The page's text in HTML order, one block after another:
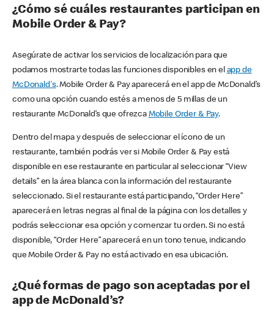
¿Cómo sé cuáles restaurantes participan en
Mobile Order & Pay?
Asegúrate de activar los servicios de localización para que
podamos mostrarte todas las funciones disponibles en el app de
McDonald's. Mobile Order & Pay aparecerá en el app de McDonald’s
como una opción cuando estés a menos de 5 millas de un
restaurante McDonald’s que ofrezca Mobile Order & Pay.
Dentro del mapa y después de seleccionar el ícono de un
restaurante, también podrás ver si Mobile Order & Pay está
disponible en ese restaurante en particular al seleccionar “View
details” en la área blanca con la información del restaurante
seleccionado. Si el restaurante está participando, “Order Here”
aparecerá en letras negras al final de la página con los detalles y
podrás seleccionar esa opción y comenzar tu orden. Si no está
disponible, “Order Here” aparecerá en un tono tenue, indicando
que Mobile Order & Pay no está activado en esa ubicación.
¿Qué formas de pago son aceptadas por el
app de McDonald’s?